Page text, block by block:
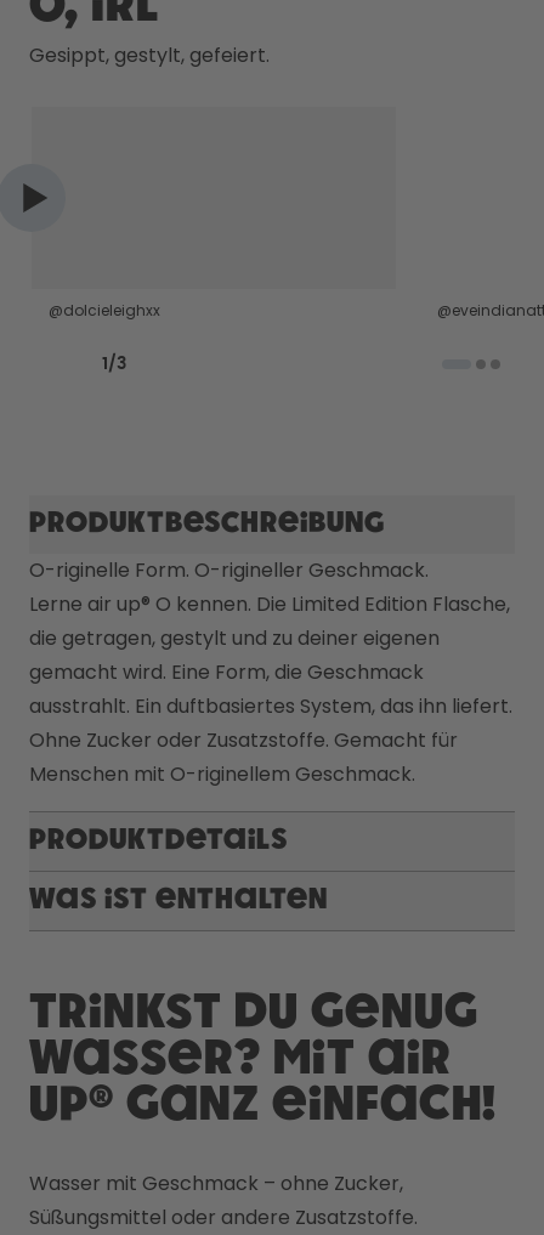
Gesippt, gestylt, gefeiert.
@dolcieleighxx
1 /3
Produktbeschreibung
O-riginelle Form. O-rigineller Geschmack.
Lerne air up® O kennen. Die Limited Edition Flasche,
die getragen, gestylt und zu deiner eigenen
gemacht wird. Eine Form, die Geschmack
ausstrahlt. Ein duftbasiertes System, das ihn liefert.
Ohne Zucker oder Zusatzstoffe. Gemacht für
Menschen mit O-riginellem Geschmack.
Produktdetails
Was ist enthalten
Trinkst du genug
Wasser? Mit air
up® ganz einfach!
Wasser mit Geschmack – ohne Zucker,
Süßungsmittel oder andere Zusatzstoffe.